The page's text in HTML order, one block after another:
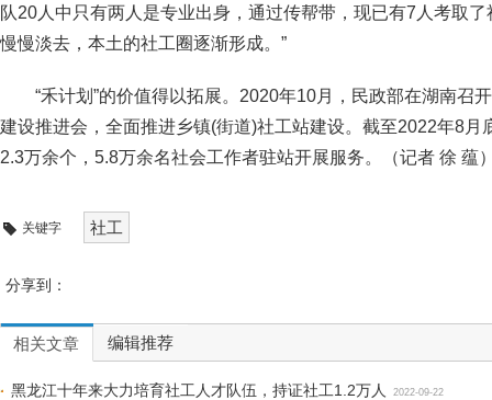
队20人中只有两人是专业出身，通过传帮带，现已有7人考取
慢慢淡去，本土的社工圈逐渐形成。”
“禾计划”的价值得以拓展。2020年10月，民政部在湖南召
建设推进会，全面推进乡镇(街道)社工站建设。截至2022年8月
2.3万余个，5.8万余名社会工作者驻站开展服务。（记者 徐 蕴
关键字 社工
分享到：
相关文章 编辑推荐
黑龙江十年来大力培育社工人才队伍，持证社工1.2万人 2022-09-22